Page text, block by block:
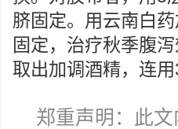
脐固定。用云南白
固定，治疗秋季腹
取出加调酒精，连用
郑重声明：此